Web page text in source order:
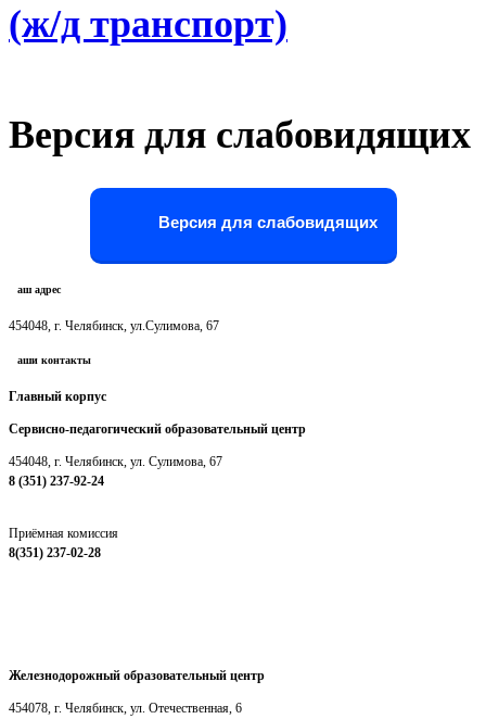
(ж/д транспорт)
Версия для слабовидящих
Версия для слабовидящих
Наш адрес
454048, г. Челябинск, ул.Сулимова, 67
Наши контакты
Главный корпус
Сервисно-педагогический образовательный центр
454048, г. Челябинск, ул. Сулимова, 67
8 (351) 237-92-24
Приёмная комиссия
8(351) 237-02-28
Железнодорожный образовательный центр
454078, г. Челябинск, ул. Отечественная, 6